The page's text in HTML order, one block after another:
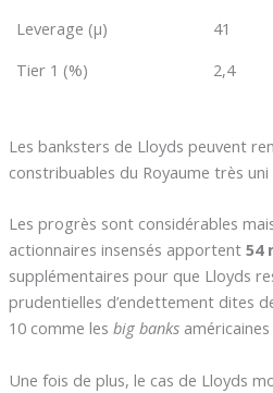
Leverage (µ)
41
Tier 1 (%)
2,4
Les banksters de Lloyds peuvent
constribuables du Royaume très
Les progrès sont considérables
actionnaires insensés apportent 54
supplémentaires pour que Lloyds
prudentielles d’endettement dites
10 comme les big banks américaines
Une fois de plus, le cas de Lloyds